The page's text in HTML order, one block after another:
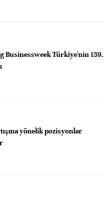
Businessweek Türkiye'nin 139.
yönelik pozisyonlar